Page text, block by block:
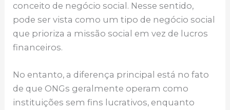
conceito de negócio social. Nesse sentido,
pode ser vista como um tipo de negócio social
que prioriza a missão social em vez de lucros
financeiros.
No entanto, a diferença principal está no fato
de que ONGs geralmente operam como
instituições sem fins lucrativos, enquanto